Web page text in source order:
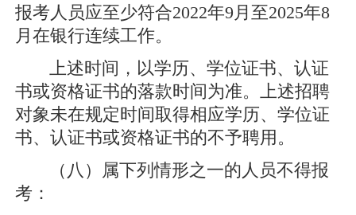
报考人员应至少符合2022年9月至2025年8
月在银行连续工作。
上述时间，以学历、学位证书、认证
书或资格证书的落款时间为准。上述招聘
对象未在规定时间取得相应学历、学位证
书、认证书或资格证书的不予聘用。
（八）属下列情形之一的人员不得报
考：